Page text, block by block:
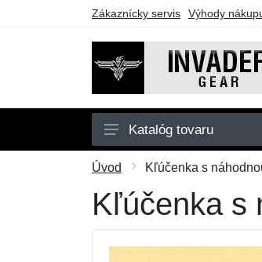
Zákaznícky servis Výhody
Pánske
Doplnky
Taktické vybavenie
Katalóg tovaru
Úvod Kľúčenka s
Kľúčenka s